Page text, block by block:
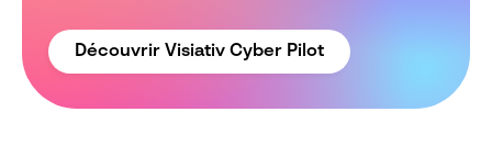
Découvrir Visiativ Cyber Pilot